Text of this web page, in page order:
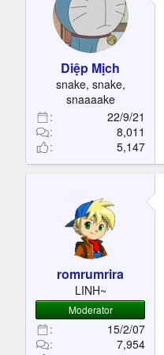
Diệp Mịch
snake, snake,
snaaaake
22/9/21
8,011
5,147
romrumrira
LINH~
Moderator
15/2/07
7,954